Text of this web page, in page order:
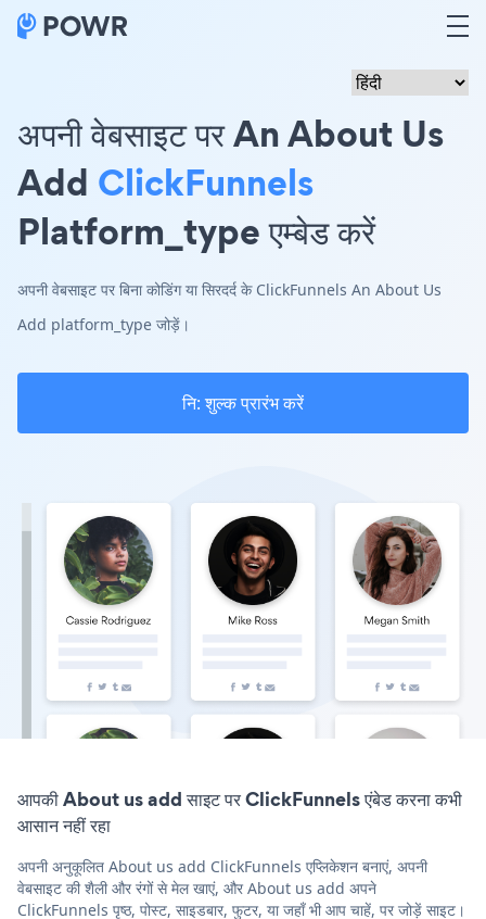
अपनी वेबसाइट पर An About Us
Add ClickFunnels
Platform_type एम्बेड करें
अपनी वेबसाइट पर बिना कोडिंग या सिरदर्द के ClickFunnels An About Us
Add platform_type जोड़ें।
नि: शुल्क प्रारंभ करें
आपकी About us add साइट पर ClickFunnels एंबेड करना कभी
आसान नहीं रहा
अपनी अनुकूलित About us add ClickFunnels एप्लिकेशन बनाएं, अपनी
वेबसाइट की शैली और रंगों से मेल खाएं, और About us add अपने
ClickFunnels पृष्ठ, पोस्ट, साइडबार, फुटर, या जहाँ भी आप चाहें, पर जोड़ें साइट।